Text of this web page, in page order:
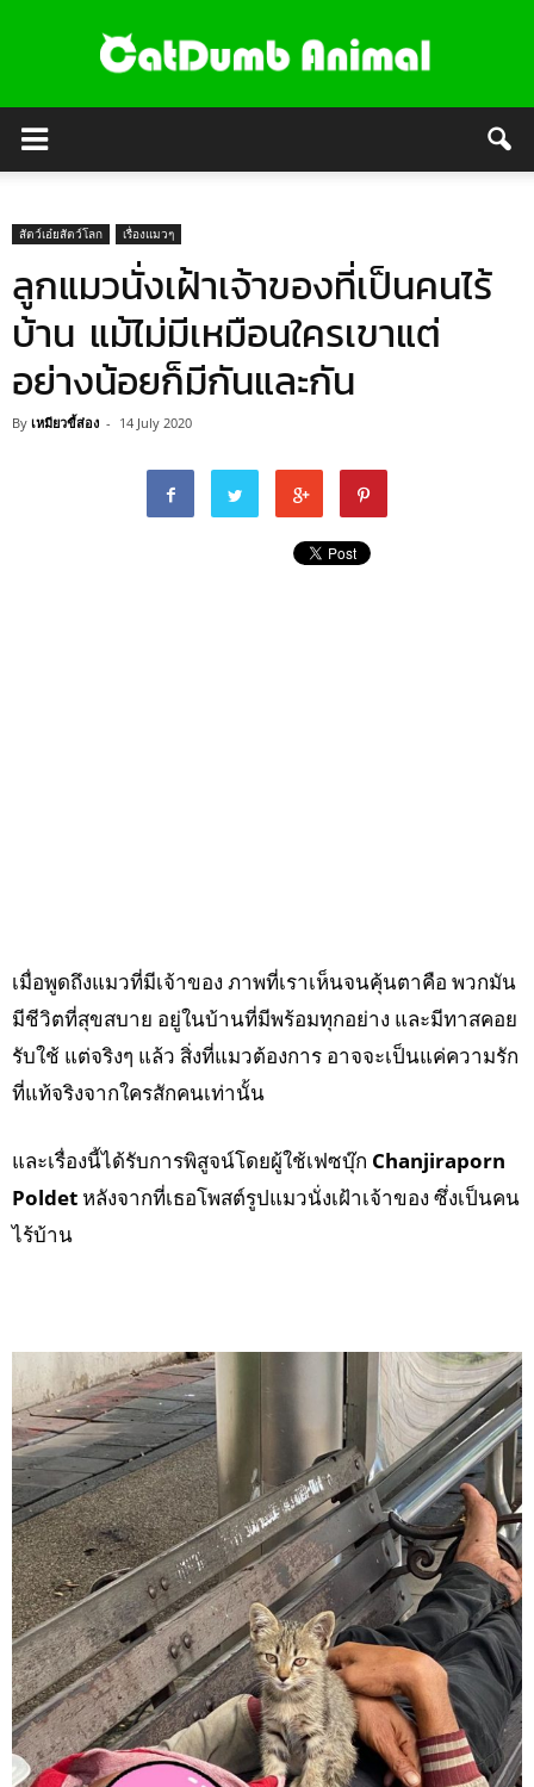
สัตว์เอ๋ยสัตว์โลก เรื่องแมวๆ
ลูกแมวนั่งเฝ้าเจ้าของที่เป็นคนไร้
บ้าน แม้ไม่มีเหมือนใครเขาแต่
อย่างน้อยก็มีกันและกัน
By เหมียวขี้ส่อง - 14 July 2020
เมื่อพูดถึงแมวที่มีเจ้าของ ภาพที่เราเห็นจนคุ้นตาคือ พวกมัน
มีชีวิตที่สุขสบาย อยู่ในบ้านที่มีพร้อมทุกอย่าง และมีทาสคอย
รับใช้ แต่จริงๆ แล้ว สิ่งที่แมวต้องการ อาจจะเป็นแค่ความรัก
ที่แท้จริงจากใครสักคนเท่านั้น
และเรื่องนี้ได้รับการพิสูจน์โดยผู้ใช้เฟซบุ๊ก Chanjiraporn
Poldet‎ หลังจากที่เธอโพสต์รูปแมวนั่งเฝ้าเจ้าของ ซึ่งเป็นคน
ไร้บ้าน